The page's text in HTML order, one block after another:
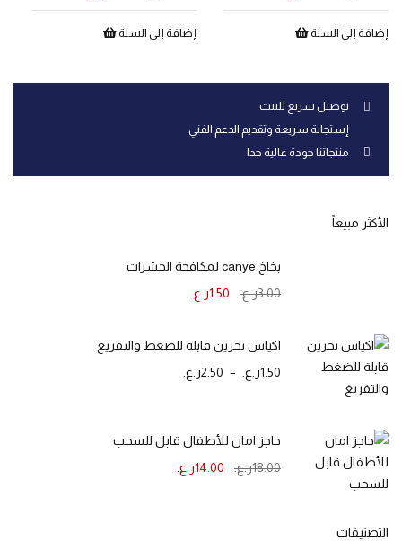
توصيل سريع للبيت
إستجابة سريعة وتقديم الدعم الفني
منتجاتنا جودة عالية جدا
الأكثر مبيعاً
بخاخ canye لمكافحة الحشرات
3.00ر.ع. 1.50ر.ع.
اكياس تخزين قابلة للضغط والتفريغ
1.50ر.ع. –
2.50ر.ع.
حاجز امان للأطفال قابل للسحب
18.00ر.ع. 14.00ر.ع.
التصنيفات
إضافة إلى السلة إضافة إلى السلة